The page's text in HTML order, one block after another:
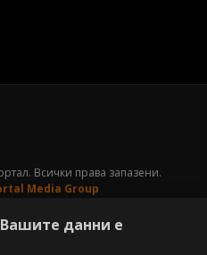
Всички права запазени.
Media Group
условия
данни е